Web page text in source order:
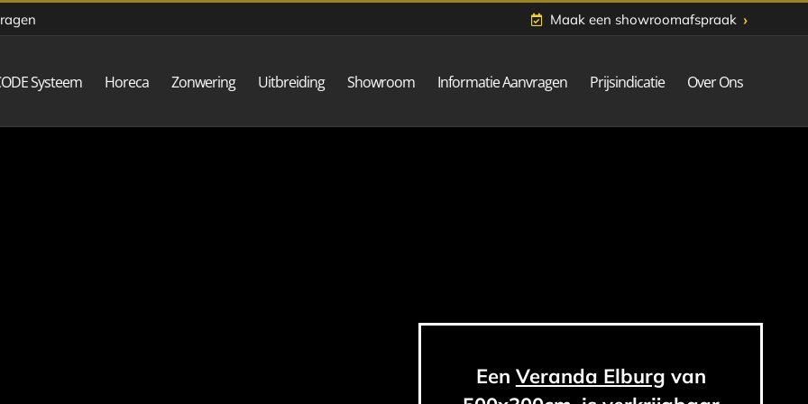
Maak een showroomafspraak ›
Systeem Horeca Zonwering Uitbreiding Showroom Informatie Aanvragen Prijsindicatie Over Ons
Een Veranda Elburg van